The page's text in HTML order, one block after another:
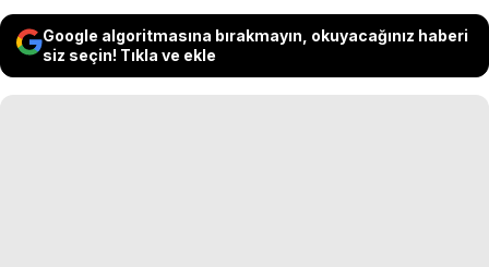
Google algoritmasına bırakmayın, okuyacağınız haberi
siz seçin! Tıkla ve ekle